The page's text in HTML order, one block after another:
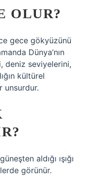
OLUR?
gece gökyüzünü
Dünya’nın
deniz seviyelerini,
kültürel
unsurdur.
aldığı ışığı
görünür.